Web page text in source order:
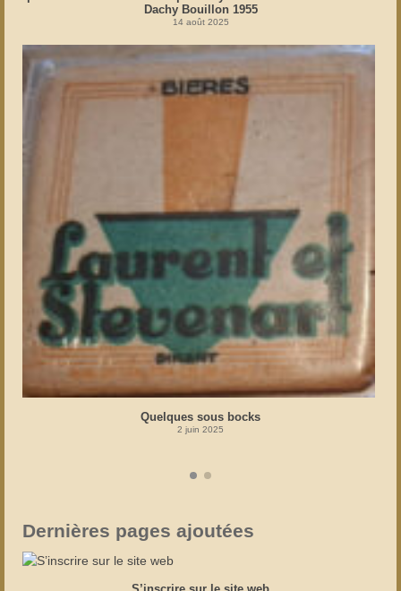
Dachy Bouillon 1955
14 août 2025
Quelques sous bocks
2 juin 2025
Dernières pages ajoutées